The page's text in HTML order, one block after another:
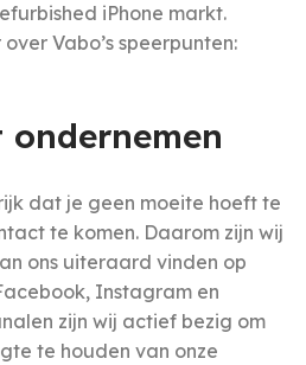
iPhone markt.
Vabo’s speerpunten:
dat je geen moeite hoeft te
te komen. Daarom zijn wij
ons uiteraard vinden op
Instagram en
zijn wij actief bezig om
te houden van onze